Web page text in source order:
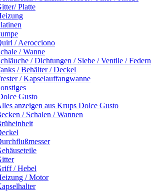
Platte
/ Aerocciono
/ Wanne
/ Dichtungen / Siebe / Ventile / Federn
/ Behälter / Deckel
/ Kapselauffangwanne
Gusto
anzeigen aus Krups Dolce Gusto
/ Schalen / Wannen
/ Hebel
/ Motor